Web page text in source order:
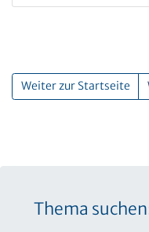
Weiter zur Startseite
Thema